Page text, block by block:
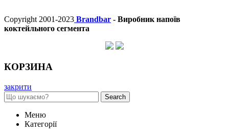
Copyright 2001-2023 Brandbar - Виробник напоїв
коктейльного сегмента
КОРЗИНА
закрити
Search
Меню
Категорії